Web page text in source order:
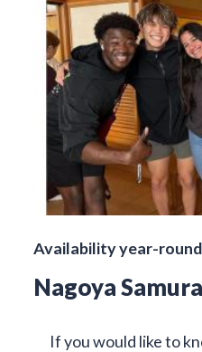
Availability year-
Nagoya
If you would like to